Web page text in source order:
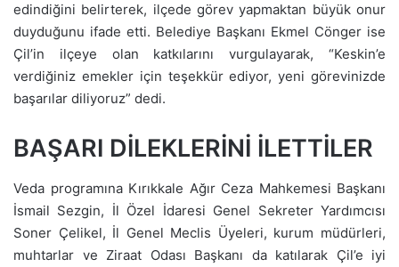
edindiğini belirterek, ilçede görev yapmaktan büyük onur
duyduğunu ifade etti. Belediye Başkanı Ekmel Cönger ise
Çil’in ilçeye olan katkılarını vurgulayarak, “Keskin’e
verdiğiniz emekler için teşekkür ediyor, yeni görevinizde
başarılar diliyoruz” dedi.
BAŞARI DİLEKLERİNİ İLETTİLER
Veda programına Kırıkkale Ağır Ceza Mahkemesi Başkanı
İsmail Sezgin, İl Özel İdaresi Genel Sekreter Yardımcısı
Soner Çelikel, İl Genel Meclis Üyeleri, kurum müdürleri,
muhtarlar ve Ziraat Odası Başkanı da katılarak Çil’e iyi